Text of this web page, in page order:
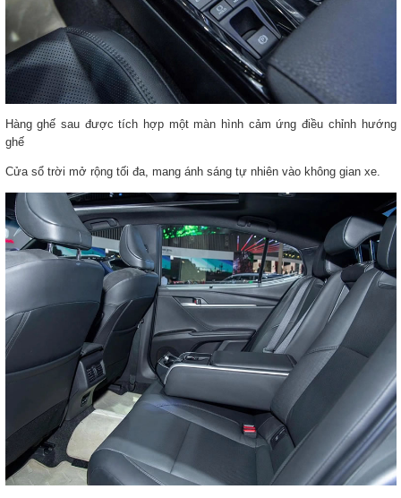
Hàng ghế sau được tích hợp một màn hình cảm ứng điều chỉnh hướng
ghế
Cửa sổ trời mở rộng tối đa, mang ánh sáng tự nhiên vào không gian xe.